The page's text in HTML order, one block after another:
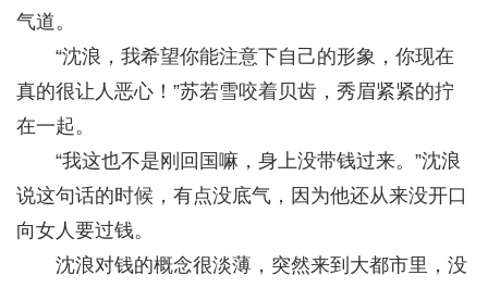
气道。
“沈浪，我希望你能注意下自己的形象，你现在
真的很让人恶心！”苏若雪咬着贝齿，秀眉紧紧的拧
在一起。
“我这也不是刚回国嘛，身上没带钱过来。”沈浪
说这句话的时候，有点没底气，因为他还从来没开口
向女人要过钱。
沈浪对钱的概念很淡薄，突然来到大都市里，没